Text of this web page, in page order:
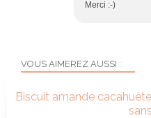
Merci :-)
VOUS AIMEREZ AUSSI :
Biscuit amande